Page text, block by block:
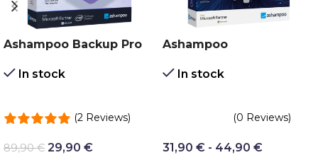
Ashampoo Backup Pro
In stock
(2 Reviews)
89,90€ 29,90 €
Ashampoo
In stock
(0 Reviews)
31,90 € - 44,90 €